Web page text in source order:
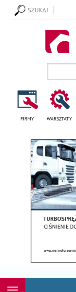
SZUKAJ
FIRMY WARSZTATY
Rozwiń